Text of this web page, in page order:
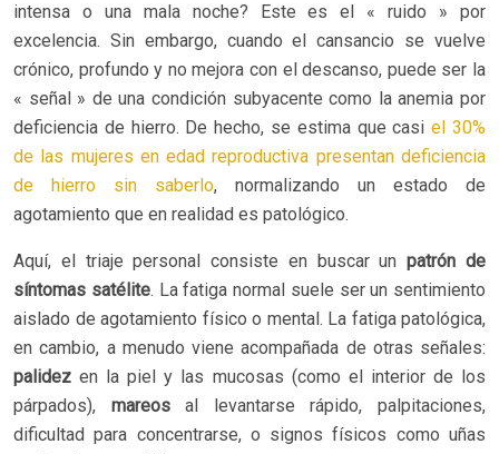
intensa o una mala noche? Este es el « ruido » por
excelencia. Sin embargo, cuando el cansancio se vuelve
crónico, profundo y no mejora con el descanso, puede ser la
« señal » de una condición subyacente como la anemia por
deficiencia de hierro. De hecho, se estima que casiel 30%
de las mujeres en edad reproductiva presentan deficiencia
de hierro sin saberlo, normalizando un estado de
agotamiento que en realidad es patológico.
Aquí, el triaje personal consiste en buscar unpatrón de
síntomas satélite. La fatiga normal suele ser un sentimiento
aislado de agotamiento físico o mental. La fatiga patológica,
en cambio, a menudo viene acompañada de otras señales:
palidez en la piel y las mucosas (como el interior de los
párpados), mareosal levantarse rápido, palpitaciones,
dificultad para concentrarse, o signos físicos como uñas